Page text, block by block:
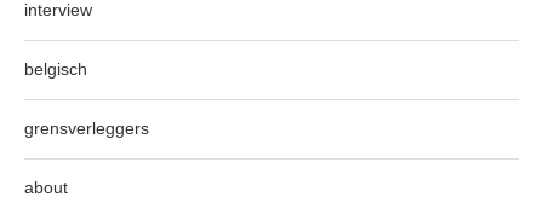
interview
belgisch
grensverleggers
about